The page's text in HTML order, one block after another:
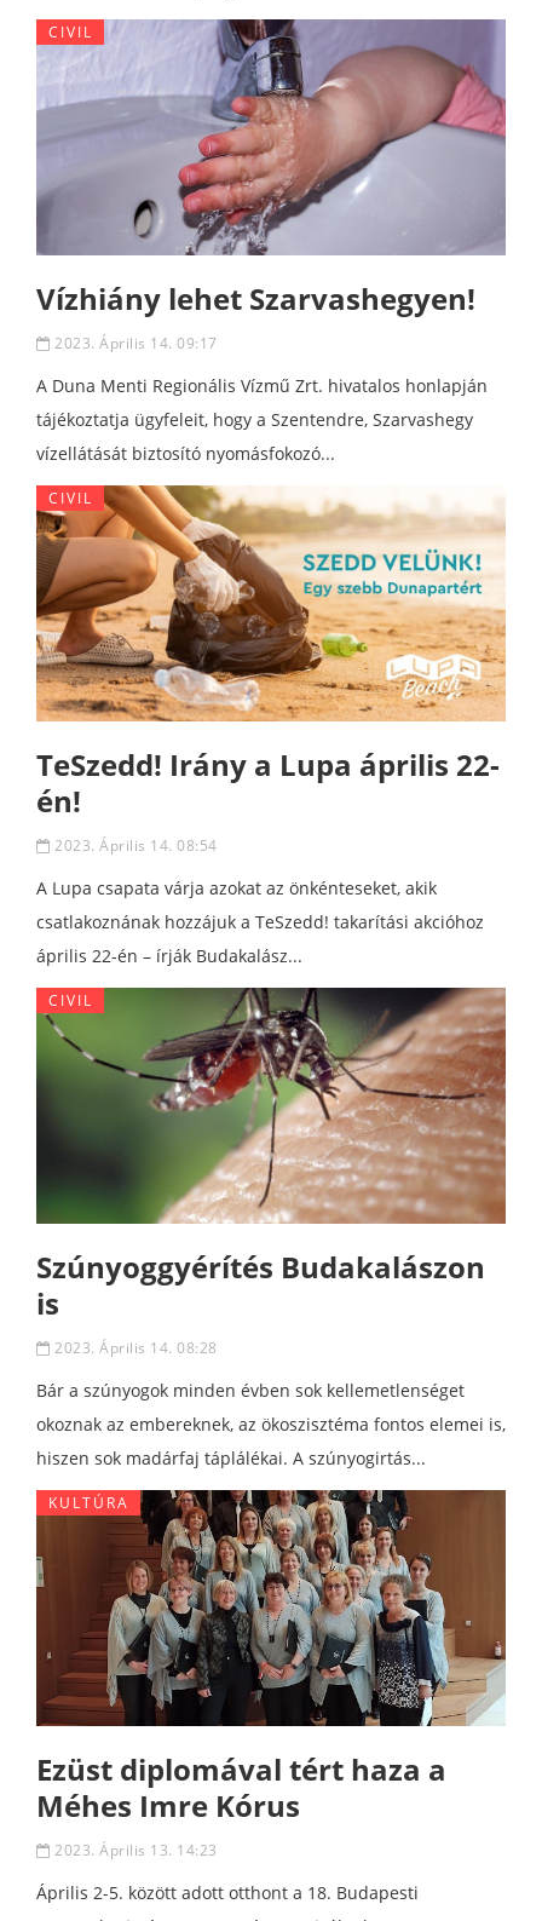
CIVIL
Vízhiány lehet Szarvashegyen!
2023. Április 14. 09:17
A Duna Menti Regionális Vízmű Zrt. hivatalos honlapján
tájékoztatja ügyfeleit, hogy a Szentendre, Szarvashegy
vízellátását biztosító nyomásfokozó...
CIVIL
TeSzedd! Irány a Lupa április 22-
én!
2023. Április 14. 08:54
A Lupa csapata várja azokat az önkénteseket, akik
csatlakoznának hozzájuk a TeSzedd! takarítási akcióhoz
április 22-én – írják Budakalász...
CIVIL
Szúnyoggyérítés Budakalászon
is
2023. Április 14. 08:28
Bár a szúnyogok minden évben sok kellemetlenséget
okoznak az embereknek, az ökoszisztéma fontos elemei is,
hiszen sok madárfaj táplálékai. A szúnyogirtás...
KULTÚRA
Ezüst diplomával tért haza a
Méhes Imre Kórus
2023. Április 13. 14:23
Április 2-5. között adott otthont a 18. Budapesti